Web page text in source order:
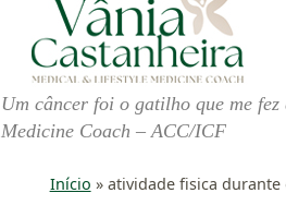
Um câncer foi o gatilho que me
Medicine Coach – ACC/ICF
Início » atividade fisica durante